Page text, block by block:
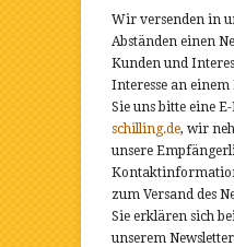
Wir versenden in
Abständen einen
Kunden und
Interesse an einem
Sie uns bitte eine
schilling.de, wir
unsere
zum Versand des
Sie erklären sich
unserem